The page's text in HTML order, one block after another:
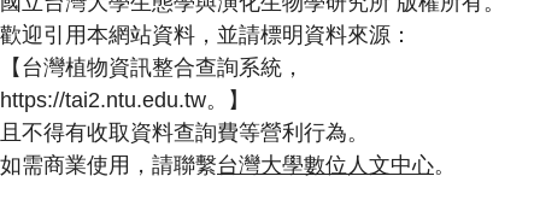
歡迎引用本網站資料，並請標明資料來源：
【台灣植物資訊整合查詢系統，
https://tai2.ntu.edu.tw。】
且不得有收取資料查詢費等營利行為。
如需商業使用，請聯繫台灣大學數位人文中心。